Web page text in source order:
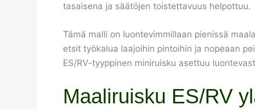
tasaisena ja säätöjen toistettavuus helpottuu.
Tämä malli on luontevimmillaan pienissä
etsit työkalua laajoihin pintoihin ja nopeaan
ES/RV-tyyppinen miniruisku asettuu
Maaliruisku ES/RV